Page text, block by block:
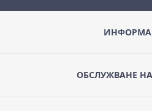
ОБСЛУЖВАНЕ